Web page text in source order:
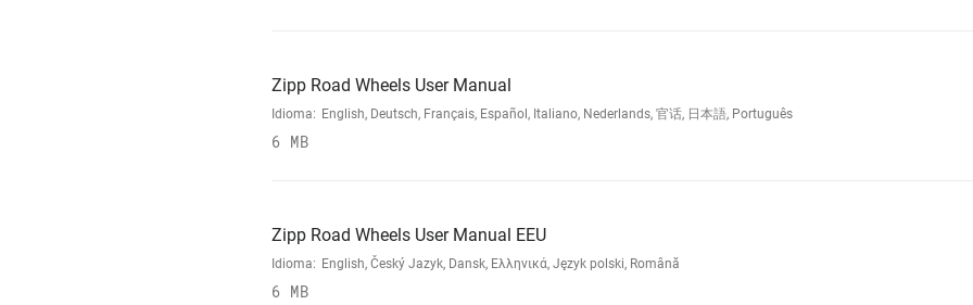
Zipp Road Wheels User Manual
Idioma: English, Deutsch, Français, Español, Italiano, Nederlands, 官话, 日本語, Português
6 MB
Zipp Road Wheels User Manual EEU
Idioma: English, Český Jazyk, Dansk, Ελληνικά, Język polski, Română
6 MB